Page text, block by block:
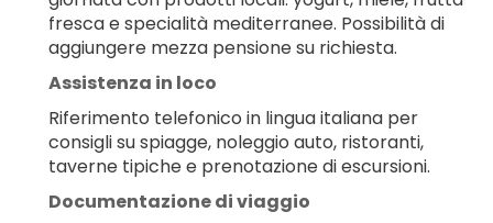
fresca e specialità mediterranee. Possibilità di
aggiungere mezza pensione su richiesta.
Assistenza in loco
Riferimento telefonico in lingua italiana per
consigli su spiagge, noleggio auto, ristoranti,
taverne tipiche e prenotazione di escursioni.
Documentazione di viaggio